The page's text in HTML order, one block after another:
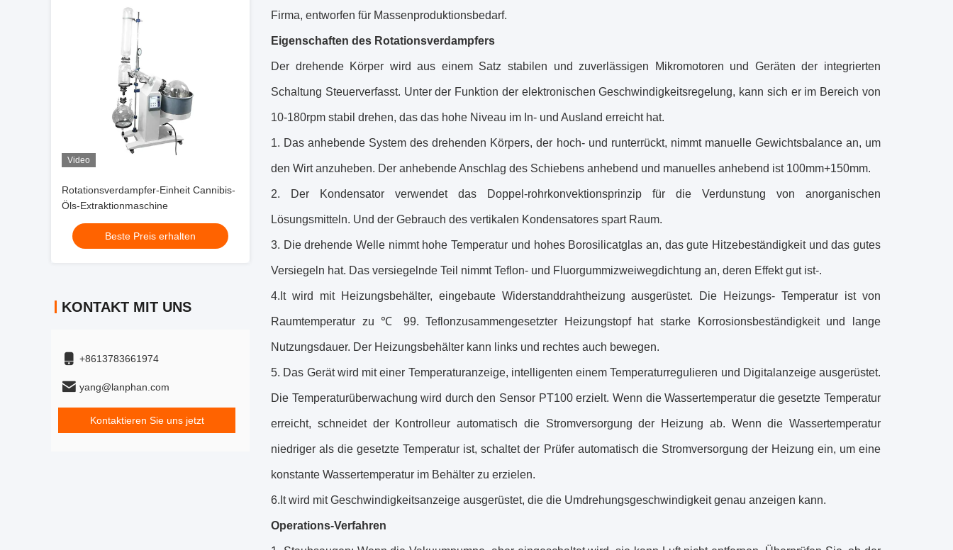
Video
Rotationsverdampfer-Einheit Cannibis-
Öls-Extraktionmaschine
Beste Preis erhalten
KONTAKT MIT UNS
+8613783661974
yang@lanphan.com
Kontaktieren Sie uns jetzt
Firma, entworfen für Massenproduktionsbedarf.
Eigenschaften des Rotationsverdampfers
Der drehende Körper wird aus einem Satz stabilen und zuverlässigen Mikromotoren und Geräten der integrierten
Schaltung Steuerverfasst. Unter der Funktion der elektronischen Geschwindigkeitsregelung, kann sich er im Bereich von
10-180rpm stabil drehen, das das hohe Niveau im In- und Ausland erreicht hat.
1. Das anhebende System des drehenden Körpers, der hoch- und runterrückt, nimmt manuelle Gewichtsbalance an, um
den Wirt anzuheben. Der anhebende Anschlag des Schiebens anhebend und manuelles anhebend ist 100mm+150mm.
2. Der Kondensator verwendet das Doppel-rohrkonvektionsprinzip für die Verdunstung von anorganischen
Lösungsmitteln. Und der Gebrauch des vertikalen Kondensatores spart Raum.
3. Die drehende Welle nimmt hohe Temperatur und hohes Borosilicatglas an, das gute Hitzebeständigkeit und das gutes
Versiegeln hat. Das versiegelnde Teil nimmt Teflon- und Fluorgummizweiwegdichtung an, deren Effekt gut ist-.
4.It wird mit Heizungsbehälter, eingebaute Widerstanddrahtheizung ausgerüstet. Die Heizungs- Temperatur ist von
Raumtemperatur zu ℃ 99. Teflonzusammengesetzter Heizungstopf hat starke Korrosionsbeständigkeit und lange
Nutzungsdauer. Der Heizungsbehälter kann links und rechtes auch bewegen.
5. Das Gerät wird mit einer Temperaturanzeige, intelligenten einem Temperaturregulieren und Digitalanzeige ausgerüstet.
Die Temperaturüberwachung wird durch den Sensor PT100 erzielt. Wenn die Wassertemperatur die gesetzte Temperatur
erreicht, schneidet der Kontrolleur automatisch die Stromversorgung der Heizung ab. Wenn die Wassertemperatur
niedriger als die gesetzte Temperatur ist, schaltet der Prüfer automatisch die Stromversorgung der Heizung ein, um eine
konstante Wassertemperatur im Behälter zu erzielen.
6.It wird mit Geschwindigkeitsanzeige ausgerüstet, die die Umdrehungsgeschwindigkeit genau anzeigen kann.
Operations-Verfahren